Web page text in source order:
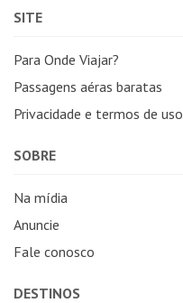
SITE
Para Onde Viajar?
Passagens aéras baratas
Privacidade e termos de uso
SOBRE
Na mídia
Anuncie
Fale conosco
DESTINOS